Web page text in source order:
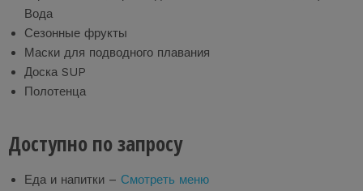
Вода
Сезонные фрукты
Маски для подводного плавания
Доска SUP
Полотенца
Доступно по запросу
Еда и напитки – Смотреть меню